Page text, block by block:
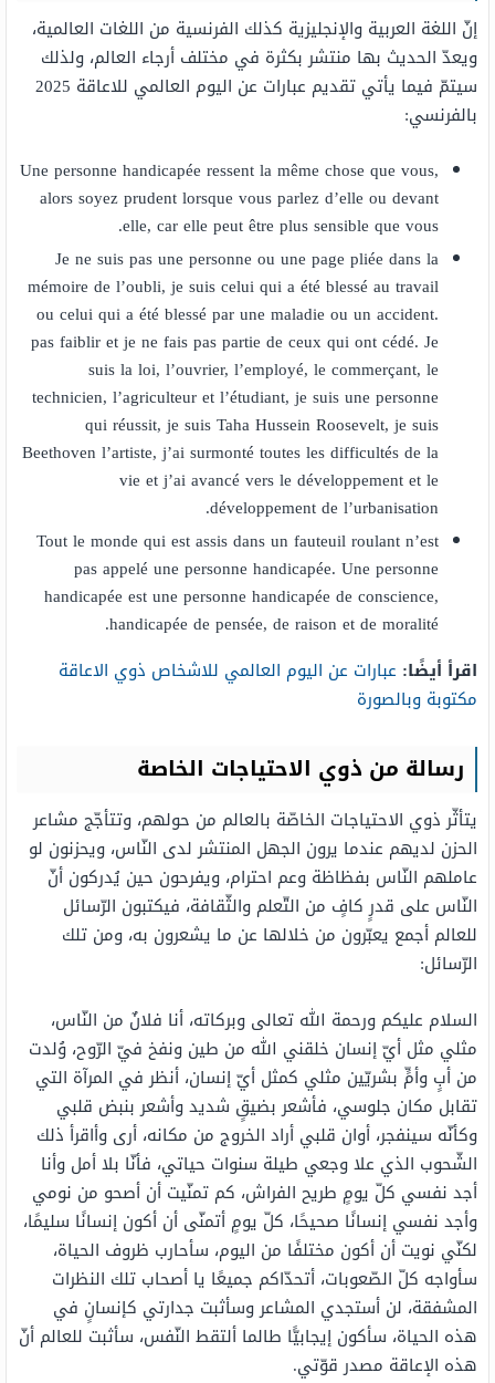
إنّ اللغة العربية والإنجليزية كذلك الفرنسية من اللغات العالمية،
ويعدّ الحديث بها منتشر بكثرة في مختلف أرجاء العالم، ولذلك
سيتمّ فيما يأتي تقديم عبارات عن اليوم العالمي للاعاقة 2025
بالفرنسي:
Une personne handicapée ressent la même chose que vous,
alors soyez prudent lorsque vous parlez d’elle ou devant
elle, car elle peut être plus sensible que vous.
Je ne suis pas une personne ou une page pliée dans la
mémoire de l’oubli, je suis celui qui a été blessé au travail
ou celui qui a été blessé par une maladie ou un accident.
pas faiblir et je ne fais pas partie de ceux qui ont cédé. Je
suis la loi, l’ouvrier, l’employé, le commerçant, le
technicien, l’agriculteur et l’étudiant, je suis une personne
qui réussit, je suis Taha Hussein Roosevelt, je suis
Beethoven l’artiste, j’ai surmonté toutes les difficultés de la
vie et j’ai avancé vers le développement et le
développement de l’urbanisation.
Tout le monde qui est assis dans un fauteuil roulant n’est
pas appelé une personne handicapée. Une personne
handicapée est une personne handicapée de conscience,
handicapée de pensée, de raison et de moralité.
اقرأ أيضًا: عبارات عن اليوم العالمي للاشخاص ذوي الاعاقة
مكتوبة وبالصورة
رسالة من ذوي الاحتياجات الخاصة
يتأثّر ذوي الاحتياجات الخاصّة بالعالم من حولهم، وتتأجّج مشاعر
الحزن لديهم عندما يرون الجهل المنتشر لدى النّاس، ويحزنون لو
عاملهم النّاس بفظاظة وعم احترام، ويفرحون حين يُدركون أنّ
النّاس على قدرٍ كافٍ من التّعلم والثّقافة، فيكتبون الرّسائل
للعالم أجمع يعبّرون من خلالها عن ما يشعرون به، ومن تلك
الرّسائل:
السلام عليكم ورحمة الله تعالى وبركاته، أنا فلانٌ من النّاس،
مثلي مثل أيّ إنسان خلقني الله من طين ونفخ فيّ الرّوح، وُلدت
من أبٍ وأمٍّ بشريّين مثلي كمثل أيّ إنسان، أنظر في المرآة التي
تقابل مكان جلوسي، فأشعر بضيقٍ شديد وأشعر بنبض قلبي
وكأنّه سينفجر، أوان قلبي أراد الخروج من مكانه، أرى وأاقرأ ذلك
الشّحوب الذي علا وجعي طيلة سنوات حياتي، فأنّا بلا أمل وأنا
أجد نفسي كلّ يومٍ طريح الفراش، كم تمنّيت أن أصحو من نومي
وأجد نفسي إنسانًا صحيحًا، كلّ يومٍ أتمنّى أن أكون إنسانًا سليمًا،
لكنّي نويت أن أكون مختلفًا من اليوم، سأحارب ظروف الحياة،
سأواجه كلّ الصّعوبات، أتحدّاكم جميعًا يا أصحاب تلك النظرات
المشفقة، لن أستجدي المشاعر وسأثبت جدارتي كإنسانٍ في
هذه الحياة، سأكون إيجابيًّا طالما ألتقط النّفس، سأثبت للعالم أنّ
هذه الإعاقة مصدر قوّتي.